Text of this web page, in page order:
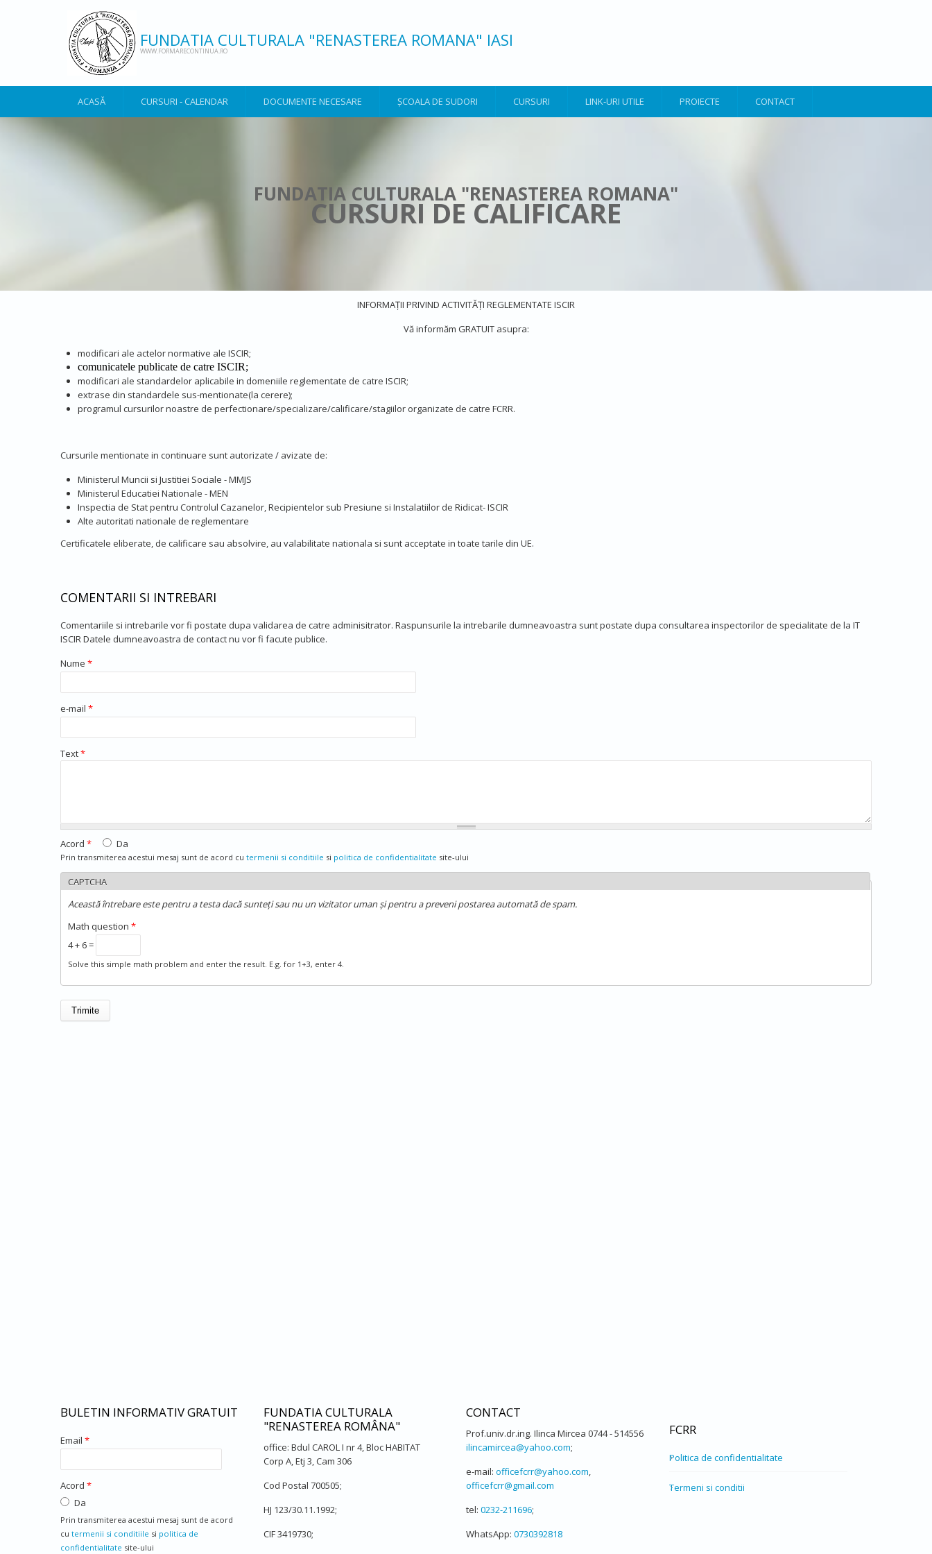
FUNDATIA CULTURALA "RENASTEREA ROMANA" IASI
WWW.FORMARECONTINUA.RO
ACASĂ CURSURI - CALENDAR DOCUMENTE NECESARE ȘCOALA DE SUDORI CURSURI LINK-URI UTILE PROIECTE CONTACT
FUNDATIA CULTURALA "RENASTEREA ROMANA"
CURSURI DE CALIFICARE
INFORMAȚII PRIVIND ACTIVITĂȚI REGLEMENTATE ISCIR
Vă informăm GRATUIT asupra:
modificari ale actelor normative ale ISCIR;
comunicatele publicate de catre ISCIR;
modificari ale standardelor aplicabile in domeniile reglementate de catre ISCIR;
extrase din standardele sus-mentionate(la cerere);
programul cursurilor noastre de perfectionare/specializare/calificare/stagiilor organizate de catre FCRR.
Cursurile mentionate in continuare sunt autorizate / avizate de:
Ministerul Muncii si Justitiei Sociale - MMJS
Ministerul Educatiei Nationale - MEN
Inspectia de Stat pentru Controlul Cazanelor, Recipientelor sub Presiune si Instalatiilor de Ridicat- ISCIR
Alte autoritati nationale de reglementare
Certificatele eliberate, de calificare sau absolvire, au valabilitate nationala si sunt acceptate in toate tarile din UE.
COMENTARII SI INTREBARI
Comentariile si intrebarile vor fi postate dupa validarea de catre adminisitrator. Raspunsurile la intrebarile dumneavoastra sunt postate dupa consultarea inspectorilor de specialitate de la IT
ISCIR Datele dumneavoastra de contact nu vor fi facute publice.
Nume *
e-mail *
Text*
Acord * Da
Prin transmiterea acestui mesaj sunt de acord cu termenii si conditiile si politica de confidentialitate site-ului
CAPTCHA
Această întrebare este pentru a testa dacă sunteți sau nu un vizitator uman și pentru a preveni postarea automată de spam.
Math question *
4 + 6 =
Solve this simple math problem and enter the result. E.g. for 1+3, enter 4.
BULETIN INFORMATIV GRATUIT
Email *
Acord *
Da
Prin transmiterea acestui mesaj sunt de acord
cu termenii si conditiile si politica de
confidentialitate site-ului
FUNDATIA CULTURALA
"RENASTEREA ROMÂNA"
office: Bdul CAROL I nr 4, Bloc HABITAT
Corp A, Etj 3, Cam 306
Cod Postal 700505;
HJ 123/30.11.1992;
CIF 3419730;
CONTACT
Prof.univ.dr.ing. Ilinca Mircea 0744 - 514556
ilincamircea@yahoo.com;
e-mail: officefcrr@yahoo.com,
officefcrr@gmail.com
tel: 0232-211696;
WhatsApp: 0730392818
FCRR
Politica de confidentialitate
Termeni si conditii